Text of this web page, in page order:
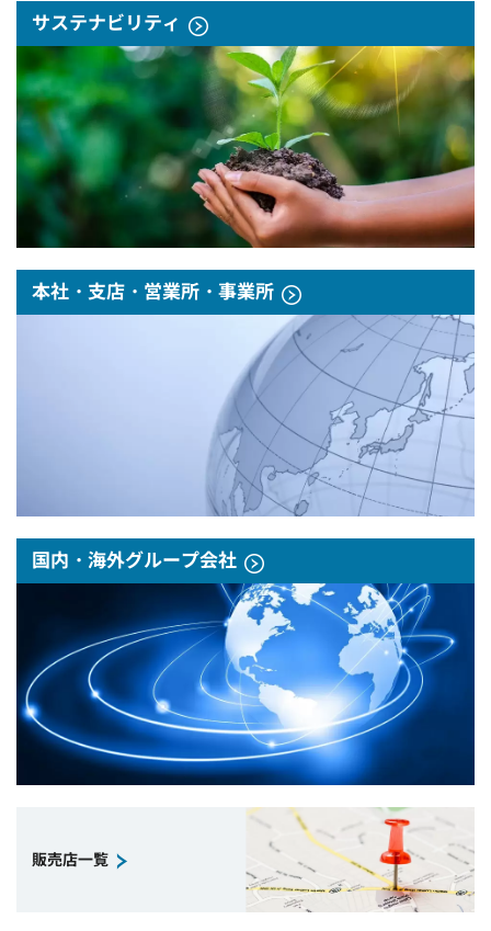
サステナビリティ
本社・支店・営業所・事業所
国内・海外グループ会社
販売店一覧